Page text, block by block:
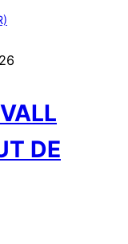
DE